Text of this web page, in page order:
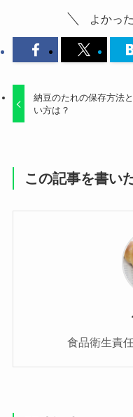
よかっ
納豆のたれの保存方法
い方は？
この記事を書い
食品衛生責